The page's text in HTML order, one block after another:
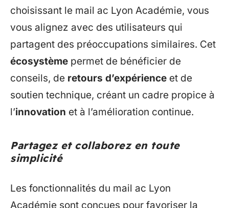
choisissant le mail ac Lyon Académie, vous
vous alignez avec des utilisateurs qui
partagent des préoccupations similaires. Cet
écosystème permet de bénéficier de
conseils, de retours d’expérience et de
soutien technique, créant un cadre propice à
l’innovation et à l’amélioration continue.
Partagez et collaborez en toute
simplicité
Les fonctionnalités du mail ac Lyon
Académie sont conçues pour favoriser la